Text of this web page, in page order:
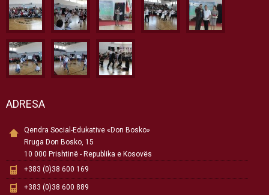
ADRESA
Qendra Social-Edukative «Don Bosko»
Rruga Don Bosko, 15
10 000 Prishtinë - Republika e Kosovës
+383 (0)38 600 169
+383 (0)38 600 889